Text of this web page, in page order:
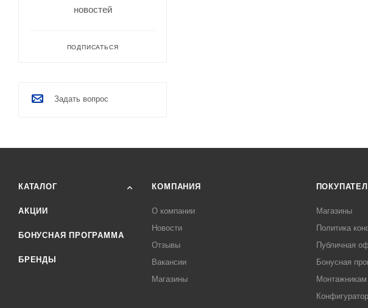
новостей
ПОДПИСАТЬСЯ
Задать вопрос
КАТАЛОГ
АКЦИИ
БОНУСНАЯ ПРОГРАММА
БРЕНДЫ
КОМПАНИЯ
О компании
Новости
Отзывы
Вакансии
Магазины
Магазины
Политика
Публичная
Бонусная
Монтажникам